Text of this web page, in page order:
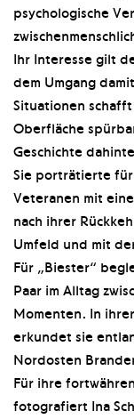
psychologische
Ihr Interesse gilt
dem Umgang
Situationen
Oberfläche
Geschichte
Sie porträtierte für
Veteranen mit
nach ihrer
Umfeld und mit
Für „Biester“
Paar im Alltag
Momenten. In
erkundet sie
Nordosten
Für ihre
fotografiert Ina